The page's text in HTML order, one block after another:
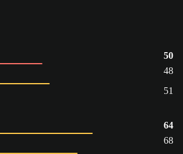
50
48
51
64
68